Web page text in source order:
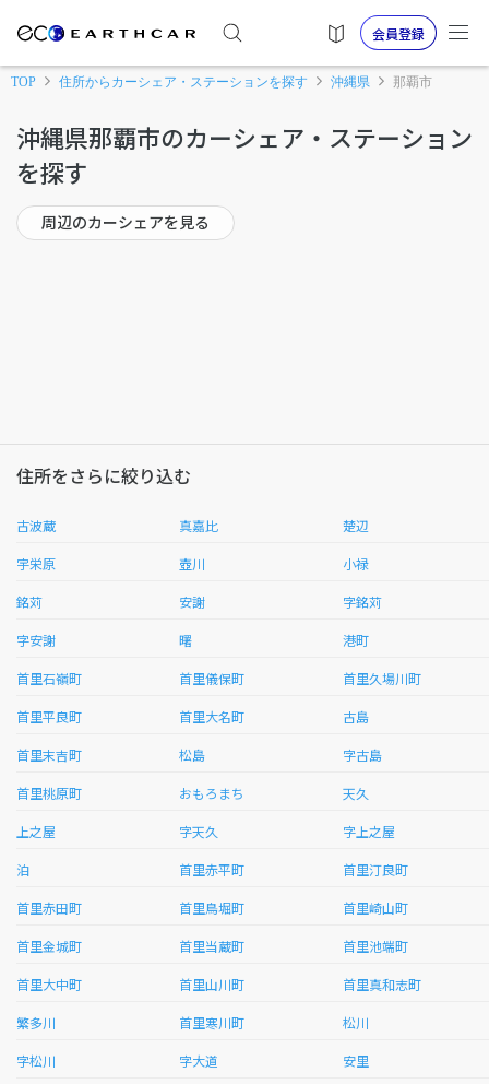
会員登録
TOP 住所からカーシェア・ステーションを探す 沖縄県 那覇市
沖縄県那覇市のカーシェア・ステーション
を探す
周辺のカーシェアを見る
住所をさらに絞り込む
古波蔵 真嘉比 楚辺
宇栄原 壺川 小禄
銘苅 安謝 字銘苅
字安謝 曙 港町
首里石嶺町 首里儀保町 首里久場川町
首里平良町 首里大名町 古島
首里末吉町 松島 字古島
首里桃原町 おもろまち 天久
上之屋 字天久 字上之屋
泊 首里赤平町 首里汀良町
首里赤田町 首里鳥堀町 首里崎山町
首里金城町 首里当蔵町 首里池端町
首里大中町 首里山川町 首里真和志町
繁多川 首里寒川町 松川
字松川 字大道 安里